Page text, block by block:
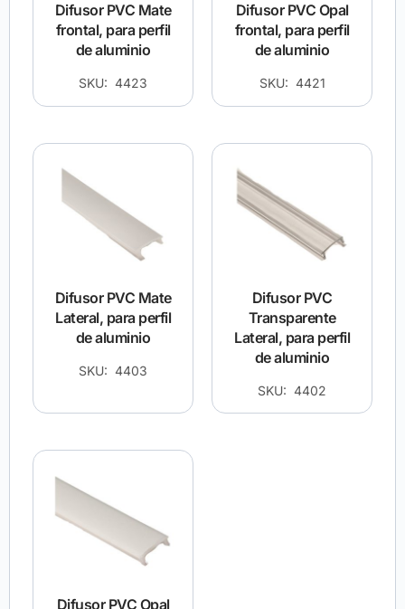
Difusor PVC Mate
frontal, para perfil
de aluminio
SKU: 4423
Difusor PVC Opal
frontal, para perfil
de aluminio
SKU: 4421
Difusor PVC Mate
Lateral, para perfil
de aluminio
SKU: 4403
Difusor PVC
Transparente
Lateral, para perfil
de aluminio
SKU: 4402
Difusor PVC Opal